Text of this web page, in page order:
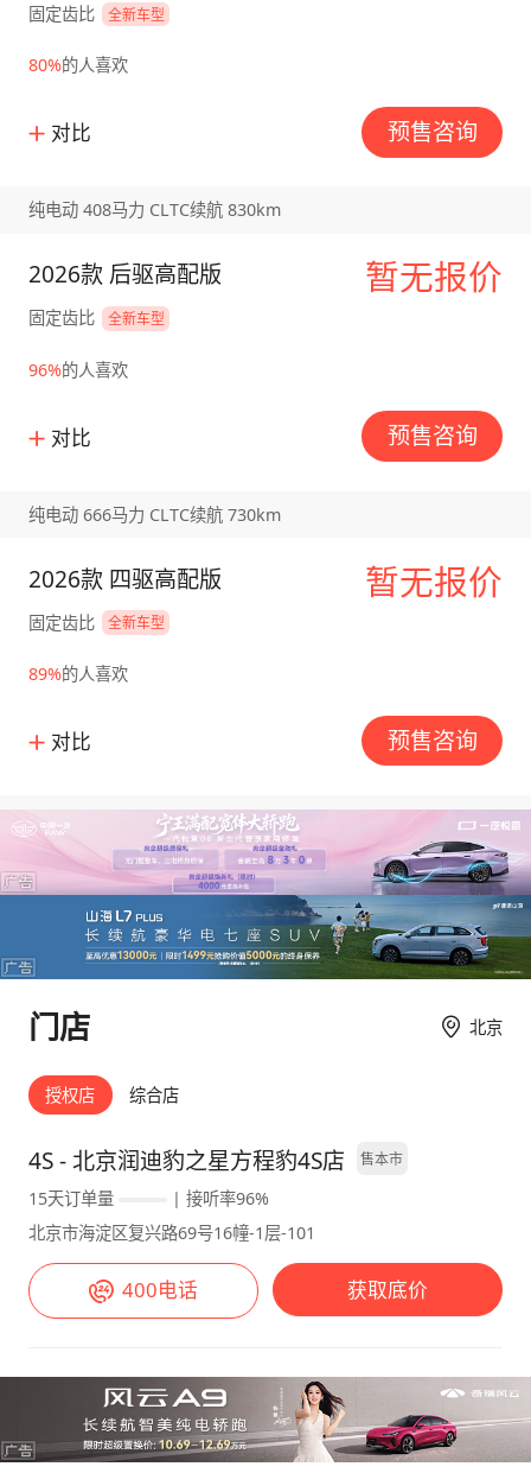
固定齿比 全新车型
80%的人喜欢
对比 预售咨询
纯电动 408马力 CLTC续航 830km
暂无报价
2026款 后驱高配版
固定齿比 全新车型
96%的人喜欢
对比 预售咨询
纯电动 666马力 CLTC续航 730km
暂无报价
2026款 四驱高配版
固定齿比 全新车型
89%的人喜欢
对比 预售咨询
门店 北京
授权店 综合店
4S - 北京润迪豹之星方程豹4S店 售本市
15天订单量
| 接听率96%
北京市海淀区复兴路69号16幢-1层-101
400电话 获取底价